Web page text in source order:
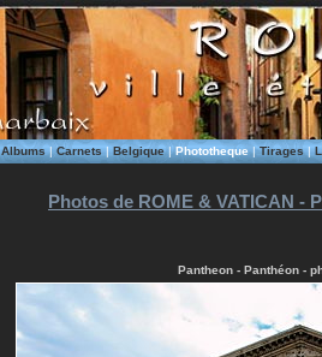
Albums| Carnets|Belgique|Phototheque|Tirages|
Photos de ROME & VATICAN -
Pantheon - Panthéon -